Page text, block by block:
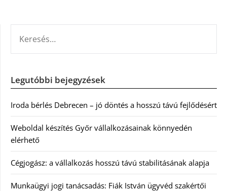
Legutóbbi bejegyzések
Iroda bérlés Debrecen – jó döntés a hosszú távú fejlődésért
Weboldal készítés Győr vállalkozásainak könnyedén
elérhető
Cégjogász: a vállalkozás hosszú távú stabilitásának alapja
Munkaügyi jogi tanácsadás: Fiák István ügyvéd szakértői